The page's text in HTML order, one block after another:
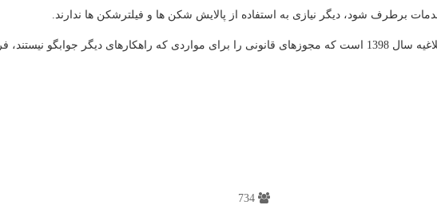
برطرف شود، دیگر نیازی به استفاده از پالایش شکن ها و فیلترشکن ها ندارند.
فراهم می آورد.